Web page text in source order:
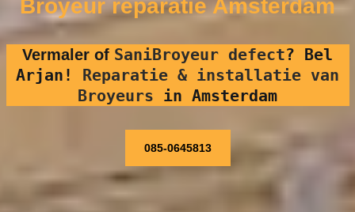
Broyeur reparatie Amsterdam
Vermaler of SaniBroyeur defect? Bel
Arjan! Reparatie & installatie van
Broyeurs in Amsterdam
085-0645813